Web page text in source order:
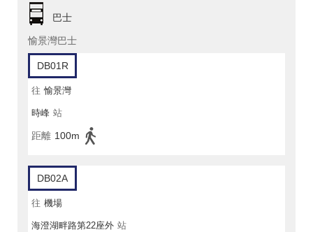
巴士
愉景灣巴士
DB01R
往 愉景灣
時峰 站
距離 100m
DB02A
往 機場
海澄湖畔路第22座外 站